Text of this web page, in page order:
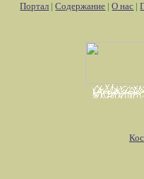
Портал |Содержание |О нас |